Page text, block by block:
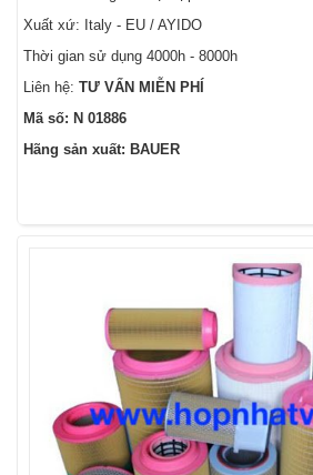
Xuất xứ: Italy - EU / AYIDO
Thời gian sử dụng 4000h - 8000h
Liên hệ: TƯ VẤN MIỄN PHÍ
Mã số: N 01886
Hãng sản xuất: BAUER